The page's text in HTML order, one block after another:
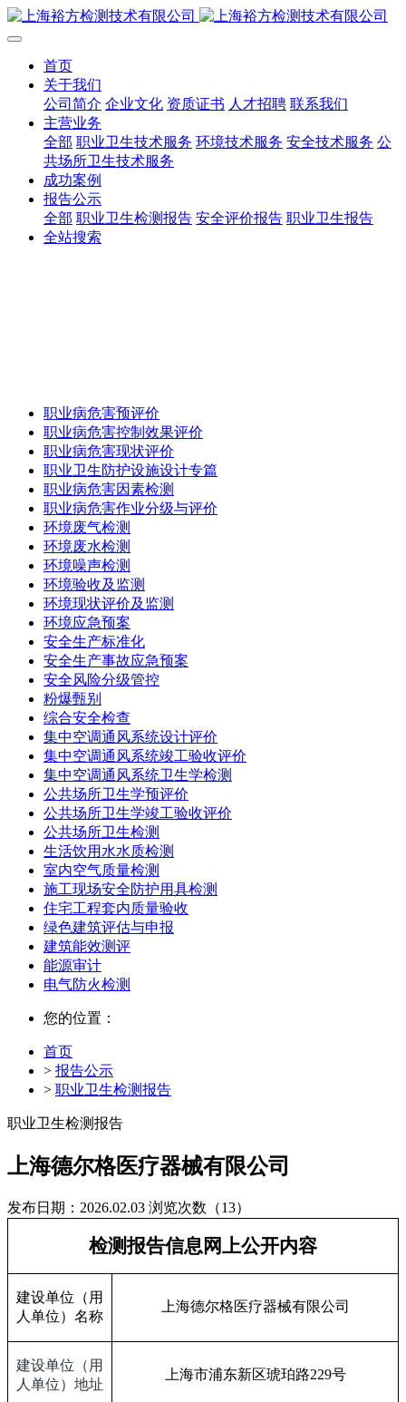
首页
关于我们
公司简介 企业文化 资质证书 人才招聘 联系我们
主营业务
全部 职业卫生技术服务 环境技术服务 安全技术服务 公
共场所卫生技术服务
成功案例
报告公示
全部 职业卫生检测报告 安全评价报告 职业卫生报告
全站搜索
职业病危害预评价
职业病危害控制效果评价
职业病危害现状评价
职业卫生防护设施设计专篇
职业病危害因素检测
职业病危害作业分级与评价
环境废气检测
环境废水检测
环境噪声检测
环境验收及监测
环境现状评价及监测
环境应急预案
安全生产标准化
安全生产事故应急预案
安全风险分级管控
粉爆甄别
综合安全检查
集中空调通风系统设计评价
集中空调通风系统竣工验收评价
集中空调通风系统卫生学检测
公共场所卫生学预评价
公共场所卫生学竣工验收评价
公共场所卫生检测
生活饮用水水质检测
室内空气质量检测
施工现场安全防护用具检测
住宅工程套内质量验收
绿色建筑评估与申报
建筑能效测评
能源审计
电气防火检测
您的位置：
首页
> 报告公示
> 职业卫生检测报告
职业卫生检测报告
上海德尔格医疗器械有限公司
发布日期：2026.02.03 浏览次数（13）
检测报告信息网上公开内容
建设单位（用
人单位）名称
上海德尔格医疗器械有限公司
建设单位（用
人单位）地址
上海市浦东新区琥珀路229号